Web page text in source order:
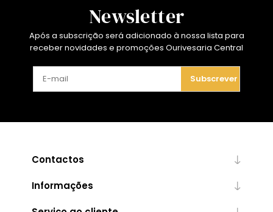
Newsletter
Após a subscrição será adicionado à nossa lista para
receber novidades e promoções Ourivesaria Central
Subscrever
Contactos
Informações